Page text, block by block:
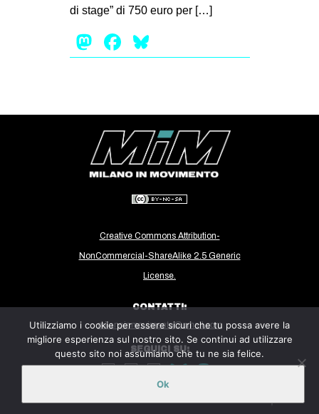
di stage” di 750 euro per […]
Mastodon
Facebook
Creative Commons Attribution-
NonCommercial-ShareAlike 2.5 Generic
License.
CONTATTI:
milanoinmovimento@gmail.com
SEGUICI SU:
Utilizziamo i cookie per essere sicuri che tu possa avere la
migliore esperienza sul nostro sito. Se continui ad utilizzare
questo sito noi assumiamo che tu ne sia felice.
Ok